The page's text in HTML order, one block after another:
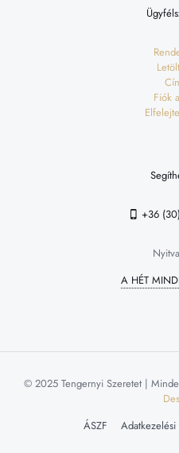
Fiók
+36
A HÉT
© 2025 Tengernyi Szeretet |
ÁSZF
Adatkezelési